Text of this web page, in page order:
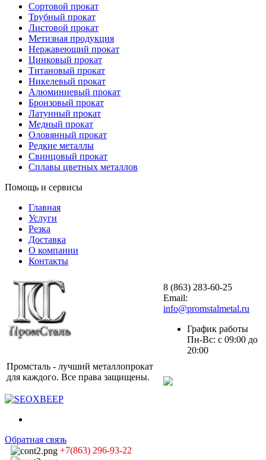
Сортовой прокат
Трубный прокат
Листовой прокат
Метизная продукция
Нержавеющий прокат
Цинковый прокат
Титановый прокат
Никелевый прокат
Алюминиевый прокат
Бронзовый прокат
Латунный прокат
Медный прокат
Оловянный прокат
Редкие металлы
Свинцовый прокат
Сплавы цветных металлов
Помощь и сервисы
Главная
Услуги
Резка
Доставка
О компании
Контакты
Промсталь - лучший металлопрокат
для каждого. Все права защищены.
8 (863) 283-60-25
Email:
info@promstalmetal.ru
График работы
Пн-Вс: с 09:00 до
20:00
Обратная связь
+7(863) 296-93-22